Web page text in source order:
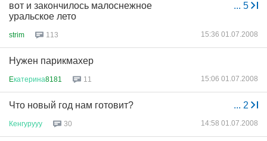
... 5
вот и закончилось малоснежное
уральское лето
strim 113 15:36 01.07.2008
Нужен парикмахер
Eкатерина8181 11 15:06 01.07.2008
... 2
Что новый год нам готовит?
Кенгурууу 30 14:58 01.07.2008